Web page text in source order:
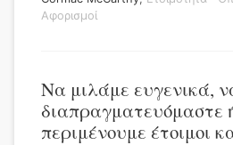
Αφορισμοί
Να μιλάμε ευγενικά,
διαπραγματευόμαστε
περιμένουμε έτοιμοι